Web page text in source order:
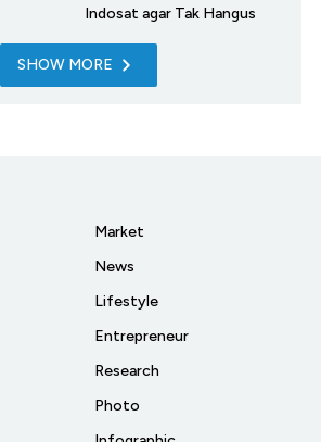
Indosat agar Tak Hangus
SHOW MORE
Market
News
Lifestyle
Entrepreneur
Research
Photo